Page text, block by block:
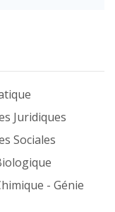
Juridiques
Sociales
- Génie